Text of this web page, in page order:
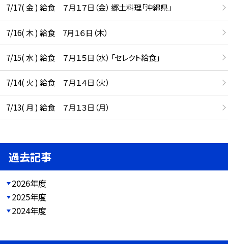
7/17( 金 ) 給食 ７月１７日（金） 郷土料理「沖縄県」
7/16( 木 ) 給食 7月１６日（木）
7/15( 水 ) 給食 ７月１５日（水） 「セレクト給食」
7/14( 火 ) 給食 ７月１４日（火）
7/13( 月 ) 給食 ７月１３日（月）
過去記事
2026年度
2025年度
2024年度